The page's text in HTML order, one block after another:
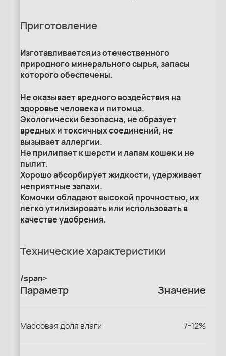
Приготовление
Изготавливается из отечественного
природного минерального сырья, запасы
которого обеспечены.
Не оказывает вредного воздействия на
здоровье человека и питомца.
Экологически безопасна, не образует
вредных и токсичных соединений, не
вызывает аллергии.
Не прилипает к шерсти и лапам кошек и не
пылит.
Хорошо абсорбирует жидкости, удерживает
неприятные запахи.
Комочки обладают высокой прочностью, их
легко утилизировать или использовать в
качестве удобрения.
Технические характеристики
/span>
Параметр Значение
Массовая доля влаги 7-12%